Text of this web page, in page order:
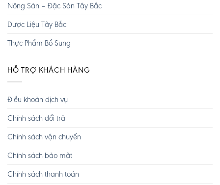
Nông Sản – Đặc Sản Tây Bắc
Dược Liệu Tây Bắc
Thực Phẩm Bổ Sung
HỖ TRỢ KHÁCH HÀNG
Điều khoản dịch vụ
Chính sách đổi trả
Chính sách vận chuyển
Chính sách bảo mật
Chính sách thanh toán